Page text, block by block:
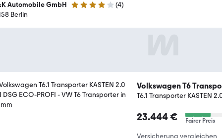
Automobile GmbH 3.9 Sterne (4)
Berlin
Volkswagen T6
T6.1 Transporter KASTEN
23.444 € Fairer Preis
Versicherung vergleichen